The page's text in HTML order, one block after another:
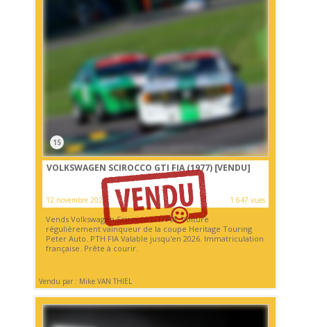
15
VOLKSWAGEN SCIROCCO GTI FIA (1977) [VENDU]
12 novembre 2022 1 647 vues
Vends Volkswagen Scirocco GTI FIA. Voiture
régulièrement vainqueur de la coupe Heritage Touring
Peter Auto. PTH FIA Valable jusqu'en 2026. Immatriculation
française. Prête à courir.
Vendu par : Mike VAN THIEL